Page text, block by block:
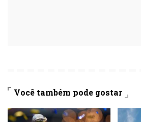
Você também pode gostar